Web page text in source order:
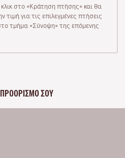
κλικ στο «Κράτηση πτήσης» και θα
τιμή για τις επιλεγμένες πτήσεις
τμήμα «Σύνοψη» της επόμενης
ΠΡΟΟΡΙΣΜΌ ΣΟΥ